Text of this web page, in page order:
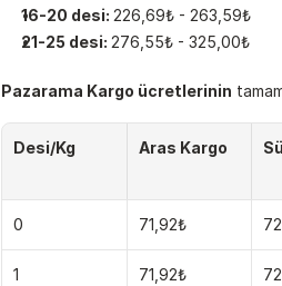
16-20 desi: 226,69₺ - 263,59₺
21-25 desi: 276,55₺ - 325,00₺
Pazarama Kargo ücretlerinin
Desi/Kg Aras Kargo
0 71,92₺
1 71,92₺